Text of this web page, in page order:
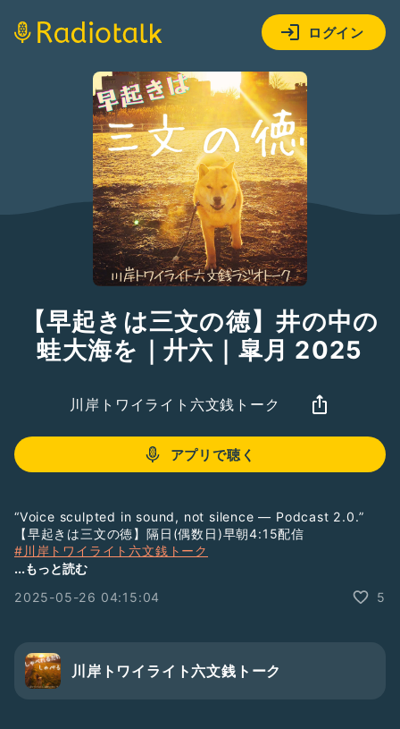
ログイン
【早起きは三文の徳】井の中の
蛙大海を｜廾六｜皐月 2025
川岸トワイライト六文銭トーク
アプリで聴く
“Voice sculpted in sound, not silence — Podcast 2.0.”
【早起きは三文の徳】隔日(偶数日)早朝4:15配信
#川岸トワイライト六文銭トーク
▶︎ 総集編PL
https://www.patreon.com/campus6214/chats
＿＿
LISTENで番組をフォローすると音声をテキストで読むことが
...もっと読む
2025-05-26 04:15:04
5
川岸トワイライト六文銭トーク